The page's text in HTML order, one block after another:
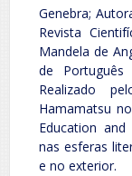
Genebra;
Revista
Mandela de
de
Realizado
Hamamatsu
Education
nas esferas
e no exterior.